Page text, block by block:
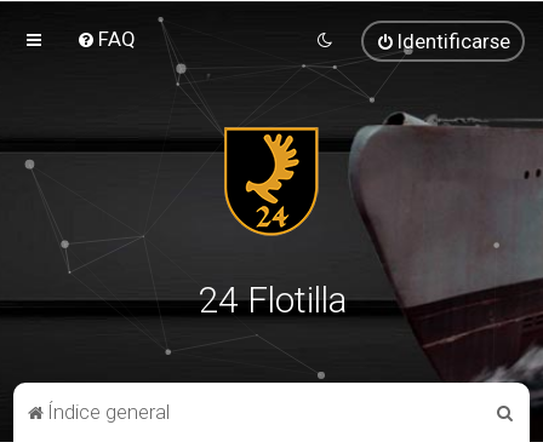
FAQ Identificarse
24 Flotilla
Índice general